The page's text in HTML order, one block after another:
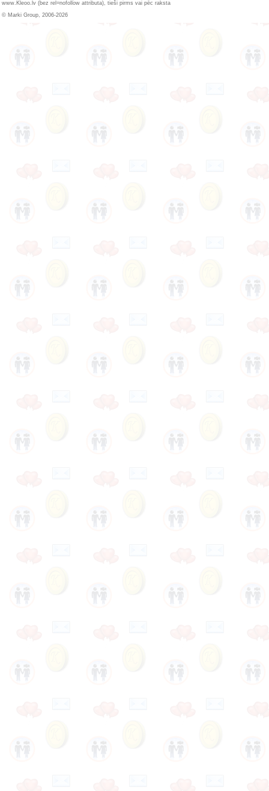
www.Kleoo.lv (bez rel=nofollow attributa), tieši pirms vai pēc raksta
© Marki Group, 2006-2026